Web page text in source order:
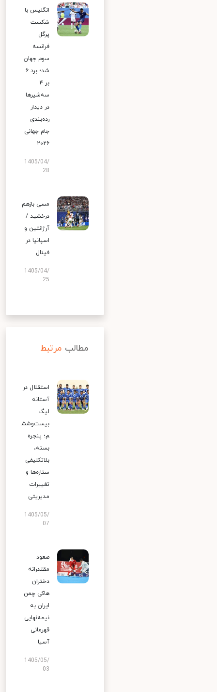
انگلیس با
شکست
پرگل
فرانسه
سوم جهان
شد؛ برد ۶
بر ۴
سه‌شیرها
در دیدار
رده‌بندی
جام جهانی
۲۰۲۶
1405/04/
28
مسی بازهم
درخشید /
آرژانتین و
اسپانیا در
فینال
1405/04/
25
مطالب مرتبط
استقلال در
آستانه
لیگ
بیست‌وشش
م؛ پنجره
بسته،
بلاتکلیفی
ستاره‌ها و
تغییرات
مدیریتی
1405/05/
07
صعود
مقتدرانه
دختران
هاکی چمن
ایران به
نیمه‌نهایی
قهرمانی
آسیا
1405/05/
03